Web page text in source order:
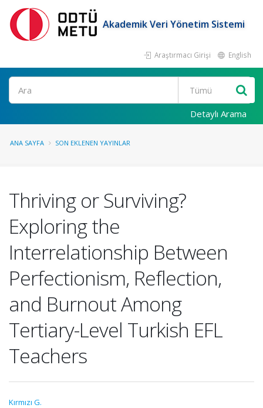
Akademik Veri Yönetim Sistemi
Araştırmacı Girişi English
Ara
Detaylı Arama
ANA SAYFA SON EKLENEN YAYINLAR
Thriving or Surviving?
Exploring the
Interrelationship Between
Perfectionism, Reflection,
and Burnout Among
Tertiary-Level Turkish EFL
Teachers
Kırmızı G.